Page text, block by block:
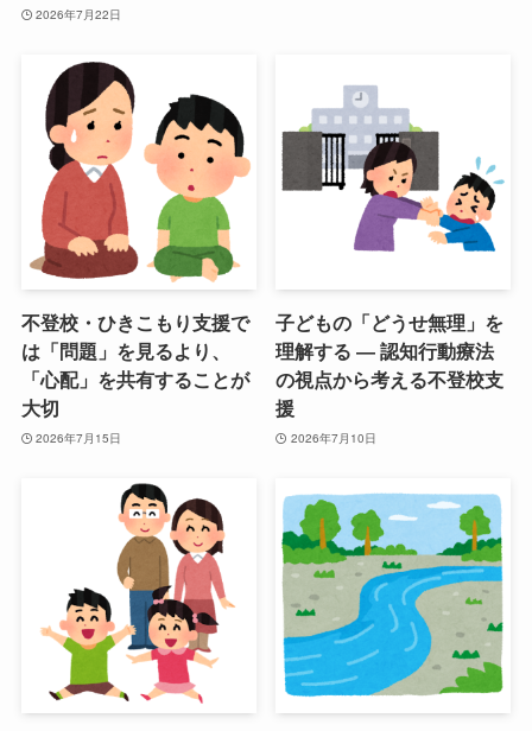
2026年7月22日
不登校・ひきこもり支援で
は「問題」を見るより、
「心配」を共有することが
大切
2026年7月15日
子どもの「どうせ無理」を
理解する ― 認知行動療法
の視点から考える不登校支
援
2026年7月10日